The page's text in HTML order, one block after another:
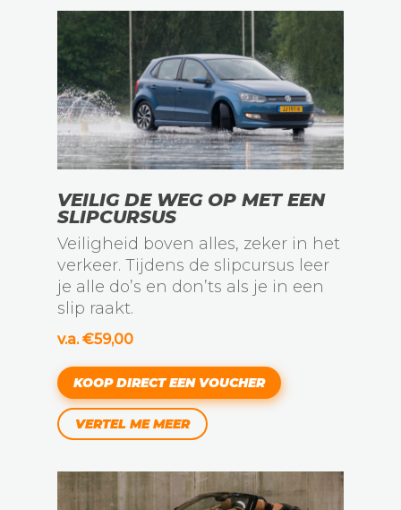
VEILIG DE WEG OP MET EEN
SLIPCURSUS
Veiligheid boven alles, zeker in het
verkeer. Tijdens de slipcursus leer
je alle do’s en don’ts als je in een
slip raakt.
v.a. €59,00
KOOP DIRECT EEN VOUCHER
VERTEL ME MEER